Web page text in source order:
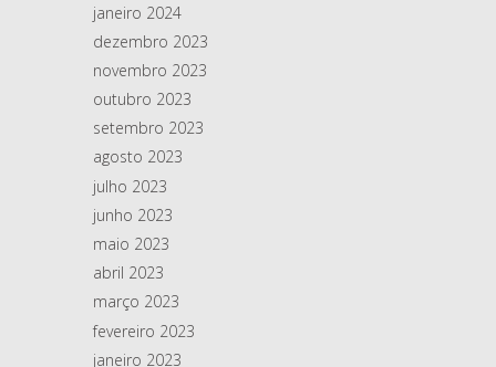
janeiro 2024
dezembro 2023
novembro 2023
outubro 2023
setembro 2023
agosto 2023
julho 2023
junho 2023
maio 2023
abril 2023
março 2023
fevereiro 2023
janeiro 2023